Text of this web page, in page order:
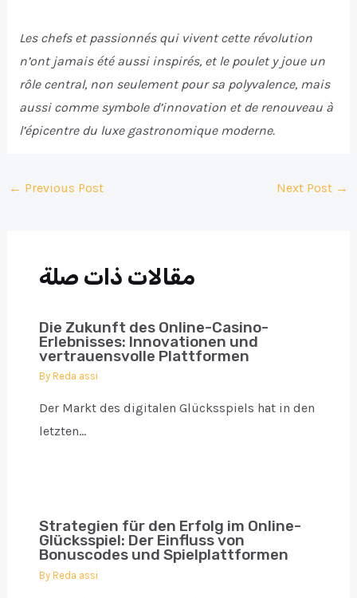
Les chefs et passionnés qui vivent cette révolution
n’ont jamais été aussi inspirés, et le poulet y joue un
rôle central, non seulement pour sa polyvalence, mais
aussi comme symbole d’innovation et de renouveau à
l’épicentre du luxe gastronomique moderne.
Post
← Previous Post Next Post →
مقالات ذات صلة
Die Zukunft des Online-Casino-
Erlebnisses: Innovationen und
vertrauensvolle Plattformen
By Reda assi
Der Markt des digitalen Glücksspiels hat in den
letzten…
Strategien für den Erfolg im Online-
Glücksspiel: Der Einfluss von
Bonuscodes und Spielplattformen
By Reda assi